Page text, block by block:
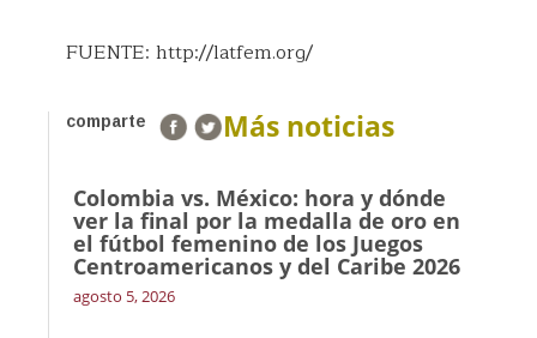
FUENTE: http://latfem.org/
comparte Más noticias
Colombia vs. México: hora y dónde
ver la final por la medalla de oro en
el fútbol femenino de los Juegos
Centroamericanos y del Caribe 2026
agosto 5, 2026